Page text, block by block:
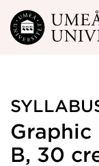
Skip to main
Graphic
B, 30